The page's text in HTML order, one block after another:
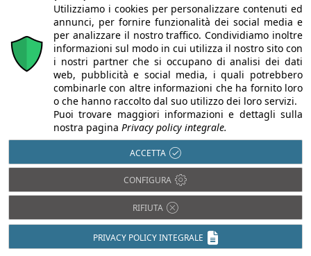
Cemento
Ceramica
Compositi
Fibrocemento
Tessuti
Vetro
Utilizziamo i cookies per personalizzare contenuti ed
annunci, per fornire funzionalità dei social media e
per analizzare il nostro traffico. Condividiamo inoltre
informazioni sul modo in cui utilizza il nostro sito con
i nostri partner che si occupano di analisi dei dati
web, pubblicità e social media, i quali potrebbero
combinarle con altre informazioni che ha fornito loro
o che hanno raccolto dal suo utilizzo dei loro servizi.
Puoi trovare maggiori informazioni e dettagli sulla
nostra pagina Privacy policy integrale.
ACCETTA
CONFIGURA
RIFIUTA
PRIVACY POLICY INTEGRALE